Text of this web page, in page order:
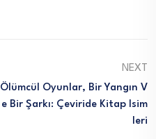
NEXT
Ölümcül Oyunlar, Bir Yangın V
E Bir Şarkı: Çeviride Kitap Isim
Leri